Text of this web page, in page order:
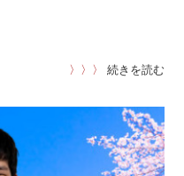
〉〉〉
続きを読む